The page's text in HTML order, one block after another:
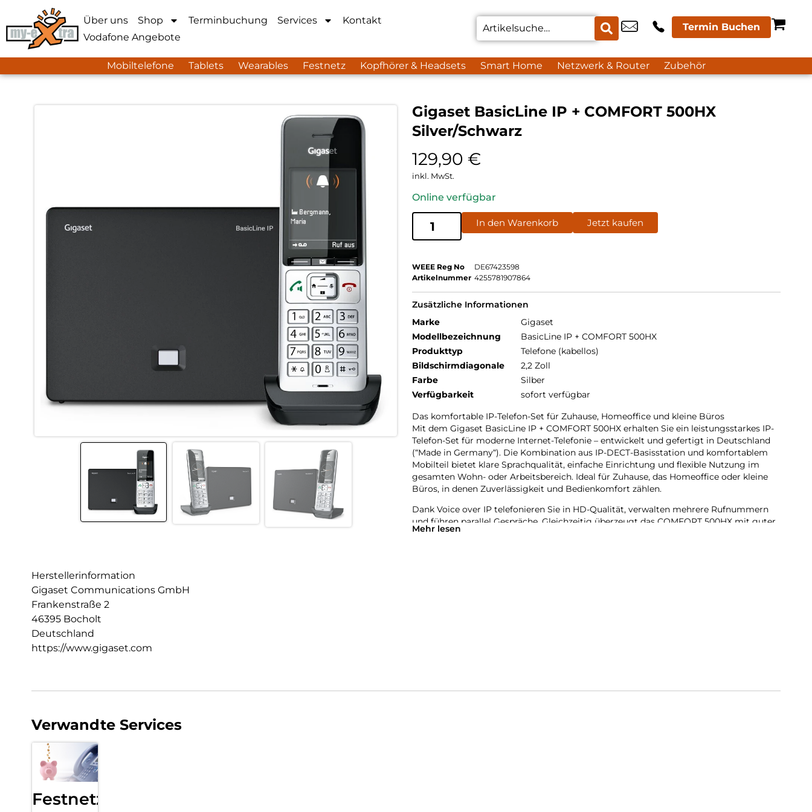
Über uns Shop Terminbuchung Services
Kontakt
Vodafone Angebote
Termin Buchen
Mobiltelefone Tablets Wearables Festnetz Kopfhörer & Headsets Smart Home Netzwerk & Router Zubehör
Gigaset BasicLine IP + COMFORT 500HX
Silver/Schwarz
129,90 €
inkl. MwSt.
Online verfügbar
In den Warenkorb Jetzt kaufen
WEEE Reg No
DE67423598
Artikelnummer 4255781907864
Zusätzliche Informationen
Marke
Gigaset
Modellbezeichnung
BasicLine IP + COMFORT 500HX
Produkttyp
Telefone (kabellos)
Bildschirmdiagonale
2,2 Zoll
Farbe
Silber
Verfügbarkeit
sofort verfügbar
Das komfortable IP-Telefon-Set für Zuhause, Homeoffice und kleine Büros
Mit dem Gigaset BasicLine IP + COMFORT 500HX erhalten Sie ein leistungsstarkes IP-
Telefon-Set für moderne Internet-Telefonie – entwickelt und gefertigt in Deutschland
(“Made in Germany“). Die Kombination aus IP-DECT-Basisstation und komfortablem
Mobilteil bietet klare Sprachqualität, einfache Einrichtung und flexible Nutzung im
gesamten Wohn- oder Arbeitsbereich. Ideal für Zuhause, das Homeoffice oder kleine
Büros, in denen Zuverlässigkeit und Bedienkomfort zählen.
Dank Voice over IP telefonieren Sie in HD-Qualität, verwalten mehrere Rufnummern
und führen parallel Gespräche. Gleichzeitig überzeugt das COMFORT 500HX mit guter
Lesbarkeit, ergonomischem Design und praktischen Komfortfunktionen für den Alltag.
Das im Set enthaltene COMFORT 500HX überzeugt durch hohe Benutzerfreundlichkeit
Mehr lesen
Herstellerinformation
Gigaset Communications GmbH
Frankenstraße 2
46395 Bocholt
Deutschland
https://www.gigaset.com
Verwandte Services
Festnetz